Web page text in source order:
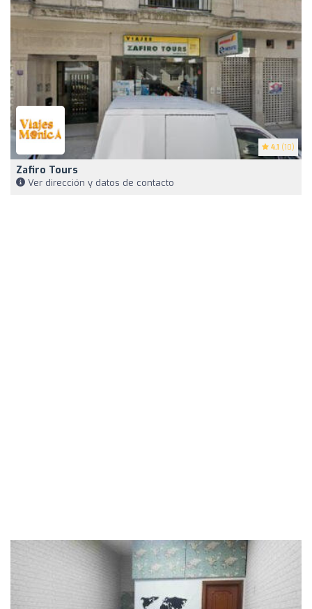
4.1 (10)
Zafiro Tours
Ver dirección y datos de contacto